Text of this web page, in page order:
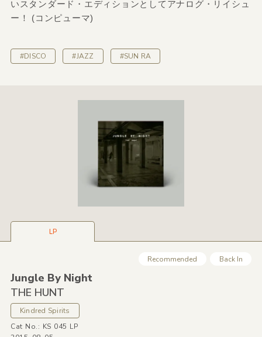
いスタンダード・エディションとしてアナログ・リイシュ
ー！ (コンピューマ)
#DISCO #JAZZ #SUN RA
LP
Recommended Back In
Jungle By Night
THE HUNT
Kindred Spirits
Cat No.: KS 045 LP